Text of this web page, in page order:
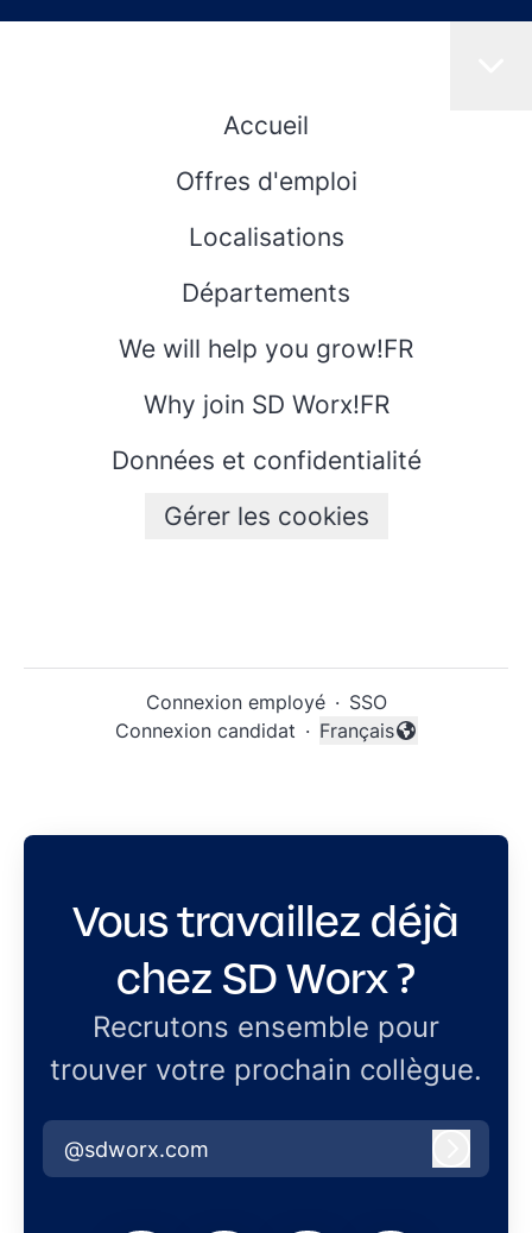
Accueil
Offres d'emploi
Localisations
Départements
We will help you grow!FR
Why join SD Worx!FR
Données et confidentialité
Gérer les cookies
Connexion employé · SSO
Connexion candidat ·
Changer la langue
Français
Vous travaillez déjà
chez SD Worx ?
Recrutons ensemble pour
trouver votre prochain collègue.
@sdworx.com